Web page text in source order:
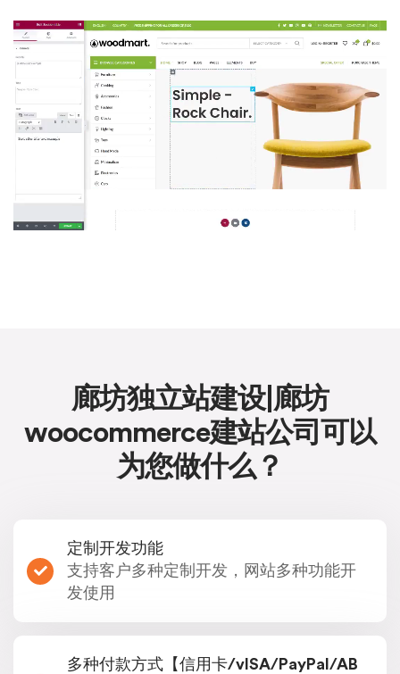
廊坊独立站建设|廊坊
woocommerce建站公司可以
为您做什么？
定制开发功能
支持客户多种定制开发，网站多种功能开
发使用
多种付款方式【信用卡/vISA/PayPal/AB